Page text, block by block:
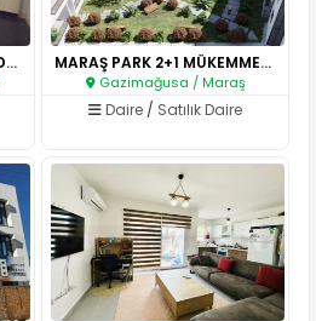
GÜLSEREN’DE SATILIK 3+1 DAİRE .. MARAŞ PARK 2+1 MÜKEMMEL GENİŞL..
Gazimağusa / Maraş
Daire / Satılık Daire